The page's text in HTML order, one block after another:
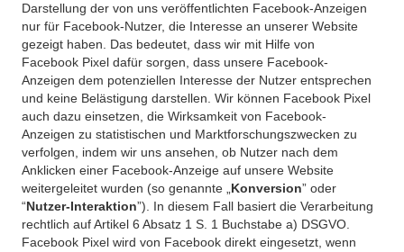
Darstellung der von uns veröffentlichten Facebook-Anzeigen
nur für Facebook-Nutzer, die Interesse an unserer Website
gezeigt haben. Das bedeutet, dass wir mit Hilfe von
Facebook Pixel dafür sorgen, dass unsere Facebook-
Anzeigen dem potenziellen Interesse der Nutzer entsprechen
und keine Belästigung darstellen. Wir können Facebook Pixel
auch dazu einsetzen, die Wirksamkeit von Facebook-
Anzeigen zu statistischen und Marktforschungszwecken zu
verfolgen, indem wir uns ansehen, ob Nutzer nach dem
Anklicken einer Facebook-Anzeige auf unsere Website
weitergeleitet wurden (so genannte „ Konversion” oder
“Nutzer-Interaktion”). In diesem Fall basiert die Verarbeitung
rechtlich auf Artikel 6 Absatz 1 S. 1 Buchstabe a) DSGVO.
Facebook Pixel wird von Facebook direkt eingesetzt, wenn